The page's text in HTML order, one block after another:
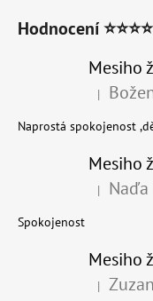
Hodnocení
|
Naprostá spokojenost
|
Spokojenost
|